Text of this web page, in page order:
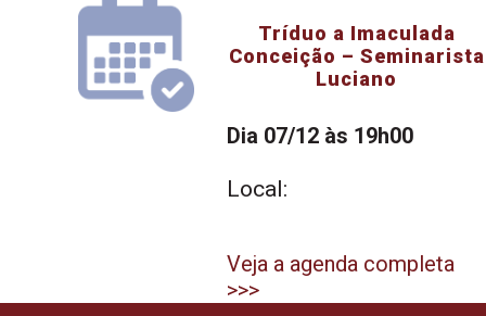
Tríduo a Imaculada
Conceição – Seminarista
Luciano
Dia 07/12 às 19h00
Local:
Veja a agenda completa
>>>